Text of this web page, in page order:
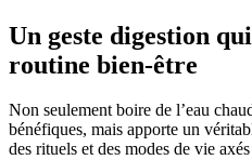
Un geste digestion
routine bien-être
Non seulement boire de l’eau
bénéfiques, mais apporte un
des rituels et des modes de vie